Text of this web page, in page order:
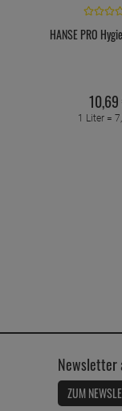
HANSE PRO
10,69
1 Liter = 7,
Newsletter
ZUM